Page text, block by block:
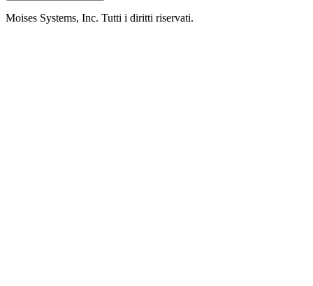
Moises Systems, Inc. Tutti i diritti riservati.